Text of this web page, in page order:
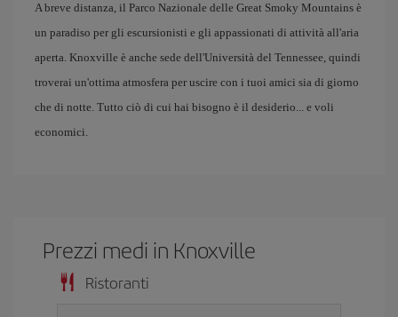
A breve distanza, il Parco Nazionale delle Great Smoky Mountains è
un paradiso per gli escursionisti e gli appassionati di attività all'aria
aperta. Knoxville è anche sede dell'Università del Tennessee, quindi
troverai un'ottima atmosfera per uscire con i tuoi amici sia di giorno
che di notte. Tutto ciò di cui hai bisogno è il desiderio... e voli
economici.
Prezzi medi in Knoxville
Ristoranti